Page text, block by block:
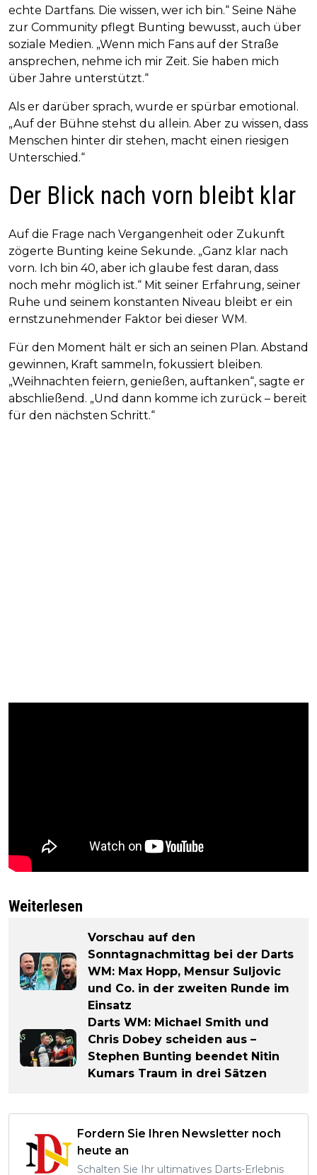
echte Dartfans. Die wissen, wer ich bin.“ Seine Nähe
zur Community pflegt Bunting bewusst, auch über
soziale Medien. „Wenn mich Fans auf der Straße
ansprechen, nehme ich mir Zeit. Sie haben mich
über Jahre unterstützt.“
Als er darüber sprach, wurde er spürbar emotional.
„Auf der Bühne stehst du allein. Aber zu wissen, dass
Menschen hinter dir stehen, macht einen riesigen
Unterschied.“
Der Blick nach vorn bleibt klar
Auf die Frage nach Vergangenheit oder Zukunft
zögerte Bunting keine Sekunde. „Ganz klar nach
vorn. Ich bin 40, aber ich glaube fest daran, dass
noch mehr möglich ist.“ Mit seiner Erfahrung, seiner
Ruhe und seinem konstanten Niveau bleibt er ein
ernstzunehmender Faktor bei dieser WM.
Für den Moment hält er sich an seinen Plan. Abstand
gewinnen, Kraft sammeln, fokussiert bleiben.
„Weihnachten feiern, genießen, auftanken“, sagte er
abschließend. „Und dann komme ich zurück – bereit
für den nächsten Schritt.“
Weiterlesen
Vorschau auf den
Sonntagnachmittag bei der Darts
WM: Max Hopp, Mensur Suljovic
und Co. in der zweiten Runde im
Einsatz
Darts WM: Michael Smith und
Chris Dobey scheiden aus –
Stephen Bunting beendet Nitin
Kumars Traum in drei Sätzen
Fordern Sie Ihren Newsletter noch
heute an
Schalten Sie Ihr ultimatives Darts-Erlebnis